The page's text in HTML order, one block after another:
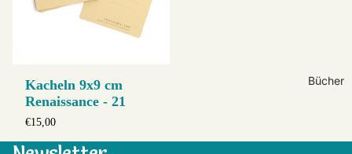
Bücher
Kacheln 9x9 cm
Renaissance - 21
€15,00